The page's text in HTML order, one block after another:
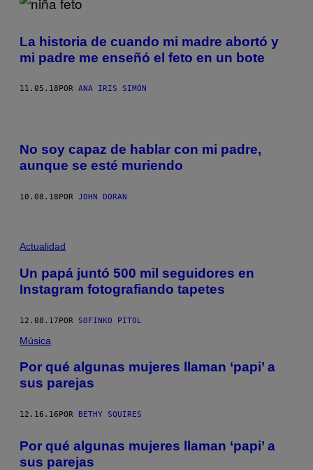
La historia de cuando mi madre abortó y
mi padre me enseñó el feto en un bote
11.05.18 POR ANA IRIS SIMÓN
No soy capaz de hablar con mi padre,
aunque se esté muriendo
10.08.18POR JOHN DORAN
Actualidad
Un papá juntó 500 mil seguidores en
Instagram fotografiando tapetes
12.08.17POR SOFINKO PITOL
Música
Por qué algunas mujeres llaman ‘papi’ a
sus parejas
12.16.16 POR BETHY SQUIRES
Por qué algunas mujeres llaman ‘papi’ a
sus parejas